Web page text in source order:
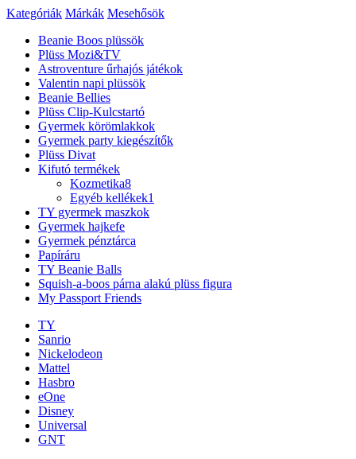
Kategóriák Márkák Mesehősök
Beanie Boos plüssök
Plüss Mozi&TV
Astroventure űrhajós játékok
Valentin napi plüssök
Beanie Bellies
Plüss Clip-Kulcstartó
Gyermek körömlakkok
Gyermek party kiegészítők
Plüss Divat
Kifutó termékek
Kozmetika8
Egyéb kellékek1
TY gyermek maszkok
Gyermek hajkefe
Gyermek pénztárca
Papíráru
TY Beanie Balls
Squish-a-boos párna alakú plüss figura
My Passport Friends
TY
Sanrio
Nickelodeon
Mattel
Hasbro
eOne
Disney
Universal
GNT